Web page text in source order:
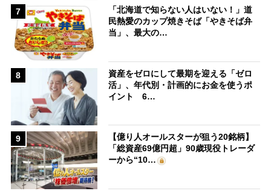
7
「北海道で知らない人はいない！」道
民熱愛のカップ焼きそば「やきそば弁
当」、最大の…
8
資産をゼロにして最期を迎える「ゼロ
活」、年代別・計画的にお金を使うポ
イント 6…
9
【億り人オールスターが狙う20銘柄】
「総資産69億円超」90歳現役トレーダ
ーから“10…